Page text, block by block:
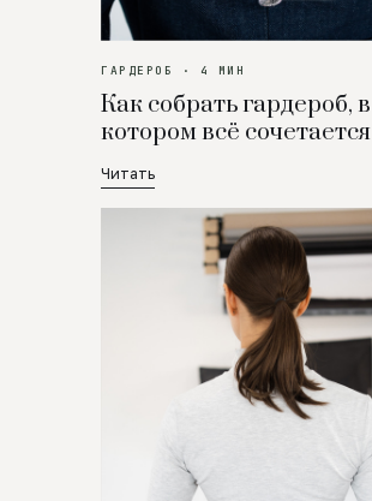
ГАРДЕРОБ · 4 МИН
Как собрать гардероб, в
котором всё сочетается
Читать